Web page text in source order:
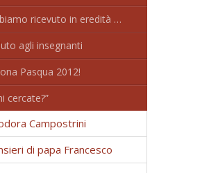
ricevuto in eredità …
agli insegnanti
Pasqua 2012!
cercate?”
Campostrini
di papa Francesco